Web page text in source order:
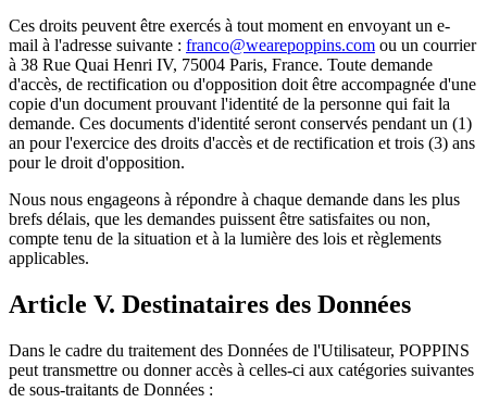
Ces droits peuvent être exercés à tout moment en envoyant un e-
mail à l'adresse suivante : franco@wearepoppins.com ou un courrier
à 38 Rue Quai Henri IV, 75004 Paris, France. Toute demande
d'accès, de rectification ou d'opposition doit être accompagnée d'une
copie d'un document prouvant l'identité de la personne qui fait la
demande. Ces documents d'identité seront conservés pendant un (1)
an pour l'exercice des droits d'accès et de rectification et trois (3) ans
pour le droit d'opposition.
Nous nous engageons à répondre à chaque demande dans les plus
brefs délais, que les demandes puissent être satisfaites ou non,
compte tenu de la situation et à la lumière des lois et règlements
applicables.
Article V. Destinataires des Données
Dans le cadre du traitement des Données de l'Utilisateur, POPPINS
peut transmettre ou donner accès à celles-ci aux catégories suivantes
de sous-traitants de Données :